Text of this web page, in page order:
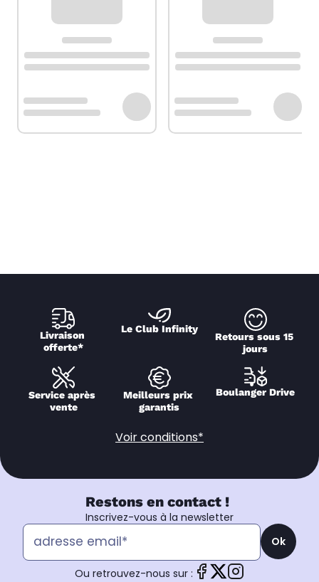
Livraison
offerte*
Le Club Infinity
Retours sous 15
jours
Service après
vente
Meilleurs prix
garantis
Boulanger Drive
Voir conditions*
Restons en contact !
Inscrivez-vous à la newsletter
Ok
Ou retrouvez-nous sur :